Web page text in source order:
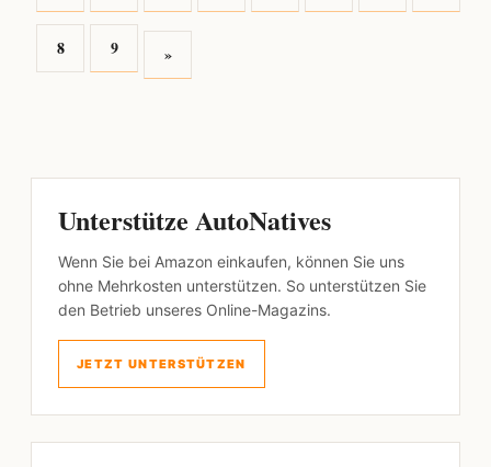
8 9 »
Unterstütze AutoNatives
Wenn Sie bei Amazon einkaufen, können Sie uns
ohne Mehrkosten unterstützen. So unterstützen Sie
den Betrieb unseres Online-Magazins.
JETZT UNTERSTÜTZEN